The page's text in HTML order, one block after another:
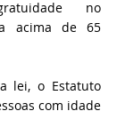
no
acima de 65
lei, o Estatuto
com idade